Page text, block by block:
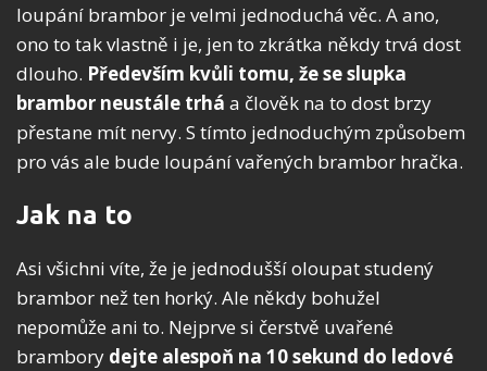
loupání brambor je velmi jednoduchá věc. A ano,
ono to tak vlastně i je, jen to zkrátka někdy trvá dost
dlouho. Především kvůli tomu, že se slupka
brambor neustále trhá a člověk na to dost brzy
přestane mít nervy. S tímto jednoduchým způsobem
pro vás ale bude loupání vařených brambor hračka.
Jak na to
Asi všichni víte, že je jednodušší oloupat studený
brambor než ten horký. Ale někdy bohužel
nepomůže ani to. Nejprve si čerstvě uvařené
brambory dejte alespoň na 10 sekund do ledové